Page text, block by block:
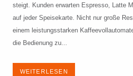
steigt. Kunden erwarten Espresso, Latte
auf jeder Speisekarte. Nicht nur große
einem leistungsstarken
die Bedienung zu...
WEITERLESEN